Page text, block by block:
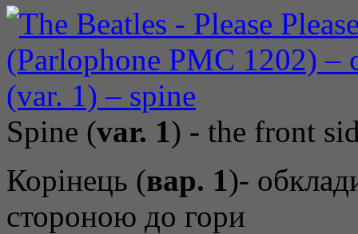
Spine (var. 1) - the front
Корінець (вар. 1)-
стороною до гори